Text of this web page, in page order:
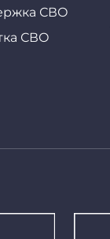
СВО
СВО